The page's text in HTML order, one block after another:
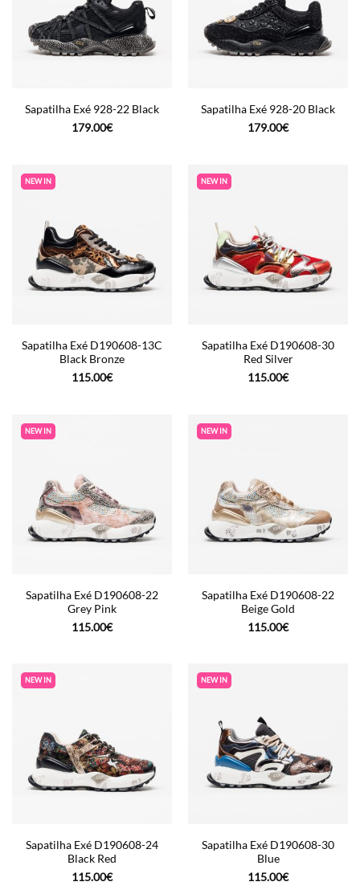
Sapatilha Exé 928-22 Black
179.00€
Sapatilha Exé 928-20 Black
179.00€
NEW IN
Sapatilha Exé D190608-13C
Black Bronze
115.00€
NEW IN
Sapatilha Exé D190608-30
Red Silver
115.00€
NEW IN
Sapatilha Exé D190608-22
Grey Pink
115.00€
NEW IN
Sapatilha Exé D190608-22
Beige Gold
115.00€
NEW IN
Sapatilha Exé D190608-24
Black Red
115.00€
NEW IN
Sapatilha Exé D190608-30
Blue
115.00€